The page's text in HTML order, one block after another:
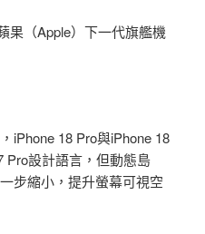
果（Apple）下一代旗艦機
iPhone 18 Pro與iPhone 18
Pro設計語言，但動態島
步縮小，提升螢幕可視空